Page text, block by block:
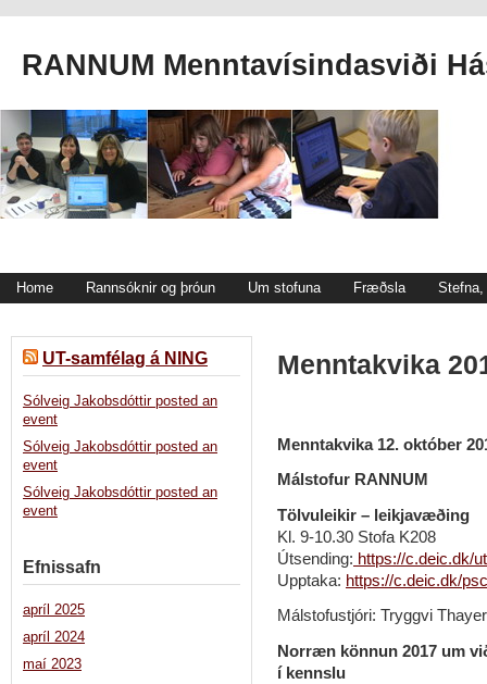
RANNUM Menntavísindasviði
Home Rannsóknir og þróun Um stofuna Fræðsla
Menntakvika
Menntakvika 12. október
Málstofur RANNUM
Tölvuleikir – leikjavæðing
Kl. 9-10.30 Stofa K208
Útsending: https://c.deic.dk/ut
Upptaka: https://c.deic.dk/
Málstofustjóri: Tryggvi Thayer
Norræn könnun 2017 um
í kennslu
UT-samfélag á NING
Sólveig Jakobsdóttir posted an
event
Sólveig Jakobsdóttir posted an
event
Sólveig Jakobsdóttir posted an
event
Efnissafn
apríl 2025
apríl 2024
maí 2023